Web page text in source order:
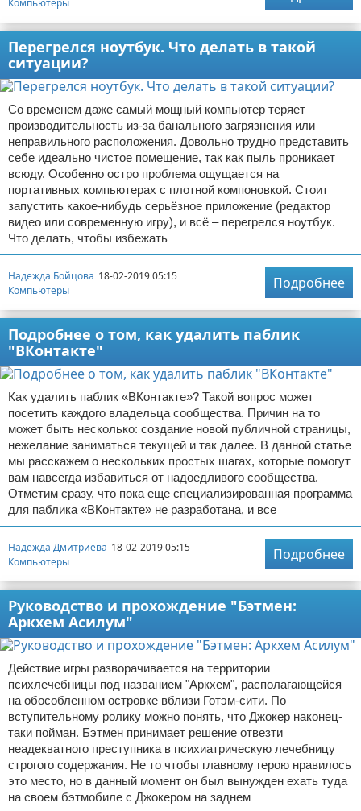
Перегрелся ноутбук. Что делать в такой
ситуации?
Со временем даже самый мощный компьютер теряет
производительность из-за банального загрязнения или
неправильного расположения. Довольно трудно представить
себе идеально чистое помещение, так как пыль проникает
всюду. Особенно остро проблема ощущается на
портативных компьютерах с плотной компоновкой. Стоит
запустить какое-нибудь серьёзное приложение (редактор
видео или современную игру), и всё – перегрелся ноутбук.
Что делать, чтобы избежать
Надежда Бойцова 18-02-2019 05:15
Компьютеры
Подробнее
Подробнее о том, как удалить паблик
"ВКонтакте"
Как удалить паблик «ВКонтакте»? Такой вопрос может
посетить каждого владельца сообщества. Причин на то
может быть несколько: создание новой публичной страницы,
нежелание заниматься текущей и так далее. В данной статье
мы расскажем о нескольких простых шагах, которые помогут
вам навсегда избавиться от надоедливого сообщества.
Отметим сразу, что пока еще специализированная программа
для паблика «ВКонтакте» не разработана, и все
Надежда Дмитриева 18-02-2019 05:15
Компьютеры
Подробнее
Руководство и прохождение "Бэтмен:
Аркхем Асилум"
Действие игры разворачивается на территории
психлечебницы под названием "Аркхем", располагающейся
на обособленном островке вблизи Готэм-сити. По
вступительному ролику можно понять, что Джокер наконец-
таки пойман. Бэтмен принимает решение отвезти
неадекватного преступника в психиатрическую лечебницу
строгого содержания. Не то чтобы главному герою нравилось
это место, но в данный момент он был вынужден ехать туда
на своем бэтмобиле с Джокером на заднем